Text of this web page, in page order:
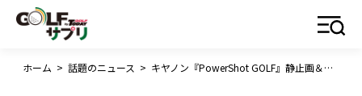
ホーム > 話題のニュース > キヤノン『PowerShot GOLF』静止画＆動画が撮れるレーザー距離計ってすごくないですか？